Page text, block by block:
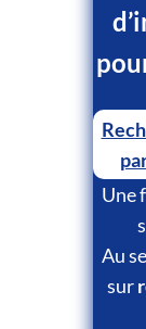
Une
Au
sur